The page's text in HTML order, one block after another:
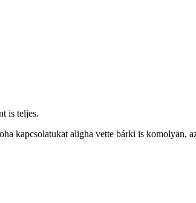
is teljes.
kapcsolatukat aligha vette bárki is komolyan,